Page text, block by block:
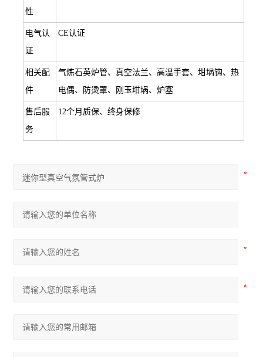
性
电气认
证
CE认证
相关配
件
气炼石英炉管、真空法兰、高温手套、坩埚钩、热
电偶、防烫罩、刚玉坩埚、炉塞
售后服
务
12个月质保、终身保修